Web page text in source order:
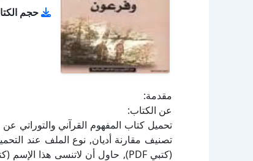
حجم الكتاب: 5.42
مقدمة:
عن الكتاب: